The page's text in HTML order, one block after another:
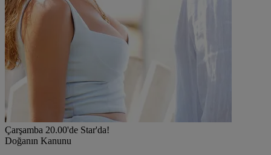
Çarşamba 20.00'de Star'da!
Doğanın Kanunu